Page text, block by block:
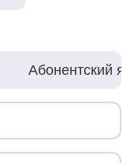
Абонентский